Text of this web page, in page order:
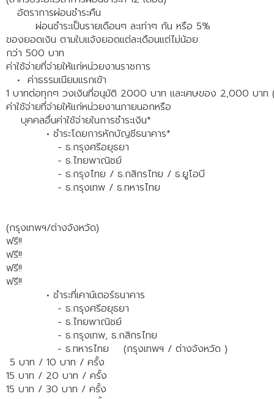
อัตราการผ่อนชำระคืน
ผ่อนชำระเป็นรายเดือนๆ ละเท่าๆ กัน หรือ 5%
ของยอดเงิน ตามใบแจ้งยอดแต่ละเดือนแต่ไม่น้อย
กว่า 500 บาท
ค่าใช้จ่ายที่จ่ายให้แก่หน่วยงานราชการ
• ค่าธรรมเนียมแรกเข้า
1 บาทต่อทุกๆ วงเงินที่อนุมัติ 2000 บาท และเศษของ 2,000 บาท (
ค่าใช้จ่ายที่จ่ายให้แก่หน่วยงานภายนอกหรือ
บุคคลอื่นค่าใช้จ่ายในการชำระเงิน*
• ชำระโดยการหักบัญชีธนาคาร*
- ธ.กรุงศรีอยุธยา
- ธ.ไทยพาณิชย์
- ธ.กรุงไทย / ธ.กสิกรไทย / ธ.ยูโอบี
- ธ.กรุงเทพ / ธ.ทหารไทย
(กรุงเทพฯ/ต่างจังหวัด)
ฟรี!!
ฟรี!!
ฟรี!!
ฟรี!!
• ชำระที่เคาน์เตอร์ธนาคาร
- ธ.กรุงศรีอยุธยา
- ธ.ไทยพาณิชย์
- ธ.กรุงเทพ, ธ.กสิกรไทย
- ธ.ทหารไทย
(กรุงเทพฯ / ต่างจังหวัด )
5 บาท / 10 บาท / ครั้ง
15 บาท / 20 บาท / ครั้ง
15 บาท / 30 บาท / ครั้ง